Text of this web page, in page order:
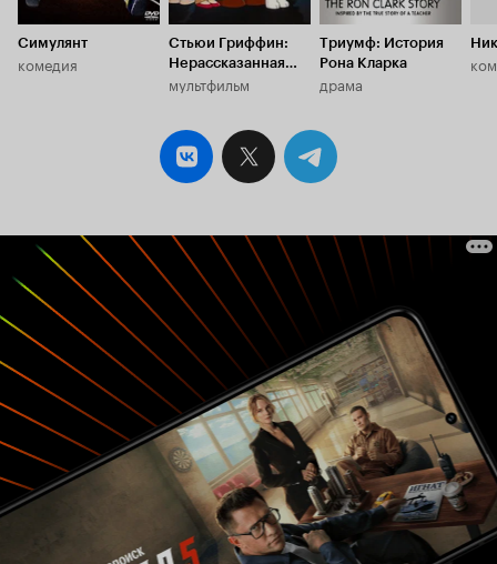
Симулянт
комедия
Стьюи Гриффин:
Нерассказанная
история
мультфильм
Триумф: История
Рона Кларка
драма